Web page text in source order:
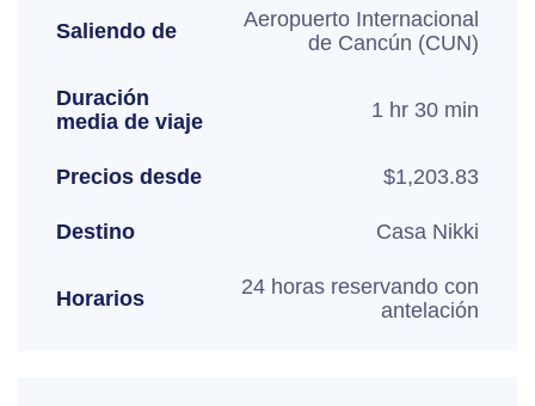
Saliendo de
Aeropuerto Internacional
de Cancún (CUN)
Duración
media de viaje
1 hr 30 min
Precios desde $1,203.83
Destino Casa Nikki
Horarios
24 horas reservando con
antelación